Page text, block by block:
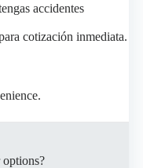
accidentes
cotización inmediata.